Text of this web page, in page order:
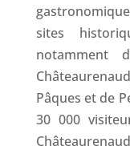
sites
notamment
Pâques et de
30 000